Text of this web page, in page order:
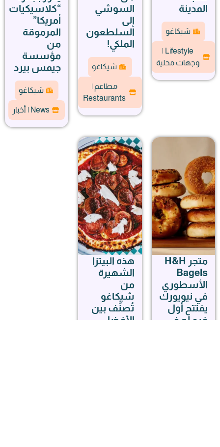
المدينة
شيكاغو
Lifestyle |
وجهات محلية
السوشي
إلى
السلطعون
الملكي!
شيكاغو
مطاعم |
Restaurants
“كلاسيكيات
أمريكا”
المرموقة
من
مؤسسة
جيمس بيرد
شيكاغو
News | أخبار
متجر H&H
Bagels
الأسطوري
في نيويورك
يفتتح أول
فرع له في
هذه البيتزا
الشهيرة
من
شيكاغو
تُصنَّف بين
الأفضل